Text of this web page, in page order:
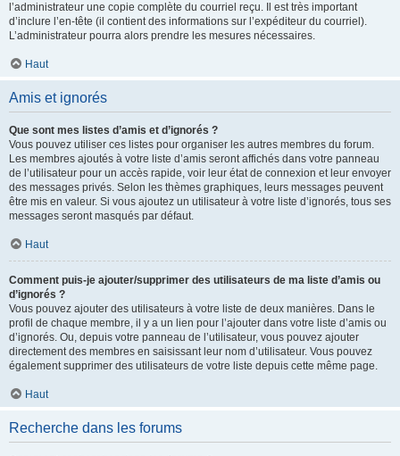
l’administrateur une copie complète du courriel reçu. Il est très important
d’inclure l’en-tête (il contient des informations sur l’expéditeur du courriel).
L’administrateur pourra alors prendre les mesures nécessaires.
Haut
Amis et ignorés
Que sont mes listes d’amis et d’ignorés ?
Vous pouvez utiliser ces listes pour organiser les autres membres du forum.
Les membres ajoutés à votre liste d’amis seront affichés dans votre panneau
de l’utilisateur pour un accès rapide, voir leur état de connexion et leur envoyer
des messages privés. Selon les thèmes graphiques, leurs messages peuvent
être mis en valeur. Si vous ajoutez un utilisateur à votre liste d’ignorés, tous ses
messages seront masqués par défaut.
Haut
Comment puis-je ajouter/supprimer des utilisateurs de ma liste d’amis ou
d’ignorés ?
Vous pouvez ajouter des utilisateurs à votre liste de deux manières. Dans le
profil de chaque membre, il y a un lien pour l’ajouter dans votre liste d’amis ou
d’ignorés. Ou, depuis votre panneau de l’utilisateur, vous pouvez ajouter
directement des membres en saisissant leur nom d’utilisateur. Vous pouvez
également supprimer des utilisateurs de votre liste depuis cette même page.
Haut
Recherche dans les forums